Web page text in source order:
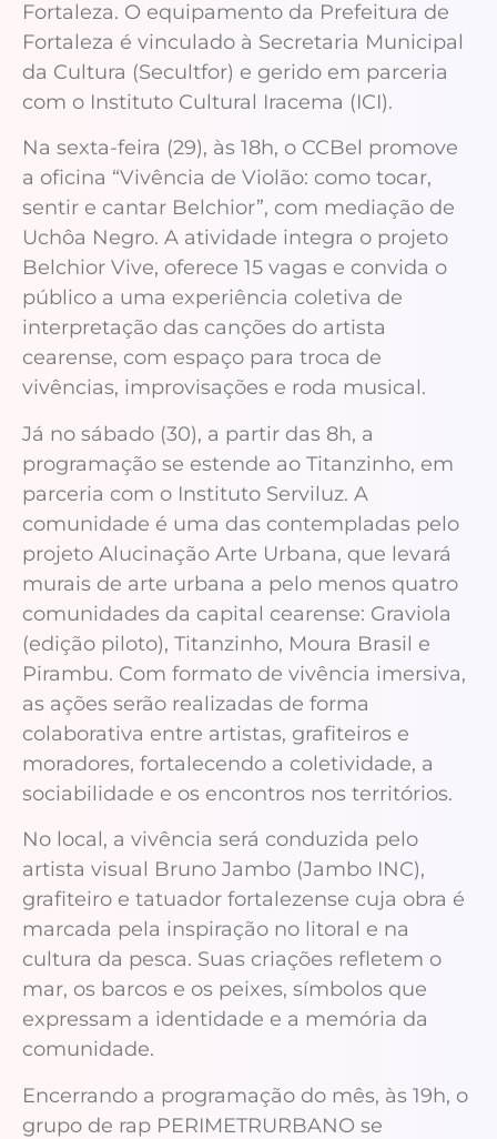
Fortaleza. O equipamento da Prefeitura de
Fortaleza é vinculado à Secretaria Municipal
da Cultura (Secultfor) e gerido em parceria
com o Instituto Cultural Iracema (ICI).
Na sexta-feira (29), às 18h, o CCBel promove
a oficina “Vivência de Violão: como tocar,
sentir e cantar Belchior”, com mediação de
Uchôa Negro. A atividade integra o projeto
Belchior Vive, oferece 15 vagas e convida o
público a uma experiência coletiva de
interpretação das canções do artista
cearense, com espaço para troca de
vivências, improvisações e roda musical.
Já no sábado (30), a partir das 8h, a
programação se estende ao Titanzinho, em
parceria com o Instituto Serviluz. A
comunidade é uma das contempladas pelo
projeto Alucinação Arte Urbana, que levará
murais de arte urbana a pelo menos quatro
comunidades da capital cearense: Graviola
(edição piloto), Titanzinho, Moura Brasil e
Pirambu. Com formato de vivência imersiva,
as ações serão realizadas de forma
colaborativa entre artistas, grafiteiros e
moradores, fortalecendo a coletividade, a
sociabilidade e os encontros nos territórios.
No local, a vivência será conduzida pelo
artista visual Bruno Jambo (Jambo INC),
grafiteiro e tatuador fortalezense cuja obra é
marcada pela inspiração no litoral e na
cultura da pesca. Suas criações refletem o
mar, os barcos e os peixes, símbolos que
expressam a identidade e a memória da
comunidade.
Encerrando a programação do mês, às 19h, o
grupo de rap PERIMETRURBANO se